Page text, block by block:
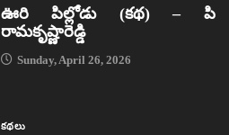
ఊరి పిల్లోడు (కథ) – పి
రామకృష్ణారెడ్డి
Sunday, April 26, 2026
కథలు